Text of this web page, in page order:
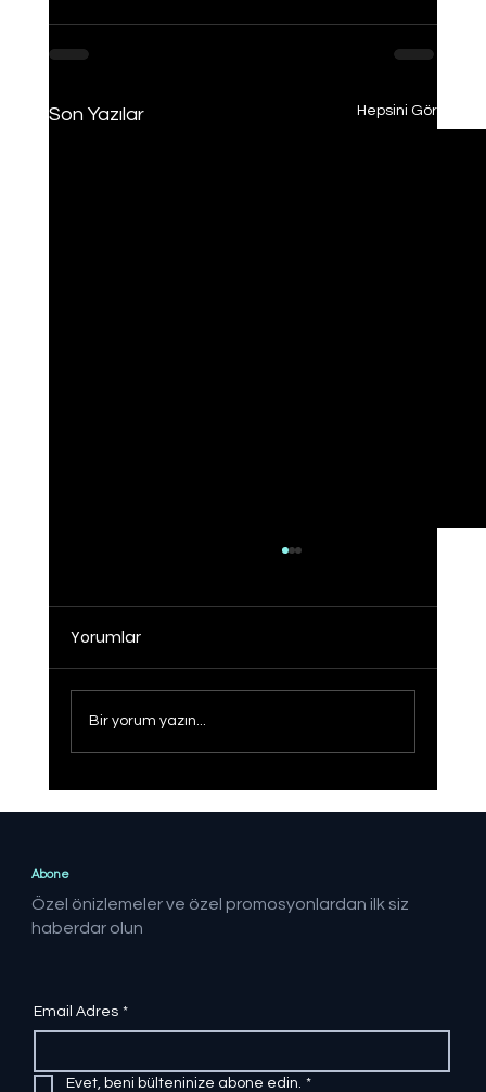
Son Yazılar Hepsini Gör
Yorumlar
Bir yorum yazın...
Abone
Özel önizlemeler ve özel promosyonlardan ilk siz
haberdar olun
Email Adres *
Evet, beni bülteninize abone edin. *